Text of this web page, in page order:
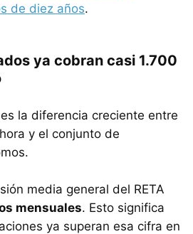
de diez años.
ya cobran casi 1.700
la diferencia creciente entre
y el conjunto de
media general del RETA
mensuales. Esto significa
ya superan esa cifra en